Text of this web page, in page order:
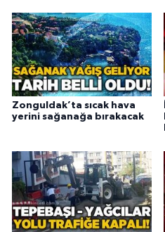
Zonguldak’ta sıcak hava
yerini sağanağa bırakacak